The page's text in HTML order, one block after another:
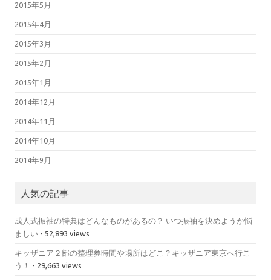
2015年5月
2015年4月
2015年3月
2015年2月
2015年1月
2014年12月
2014年11月
2014年10月
2014年9月
人気の記事
成人式振袖の特典はどんなものがあるの？ いつ振袖を決めようか悩
ましい - 52,893 views
キッザニア２部の整理券時間や場所はどこ？キッザニア東京へ行こ
う！
- 29,663 views